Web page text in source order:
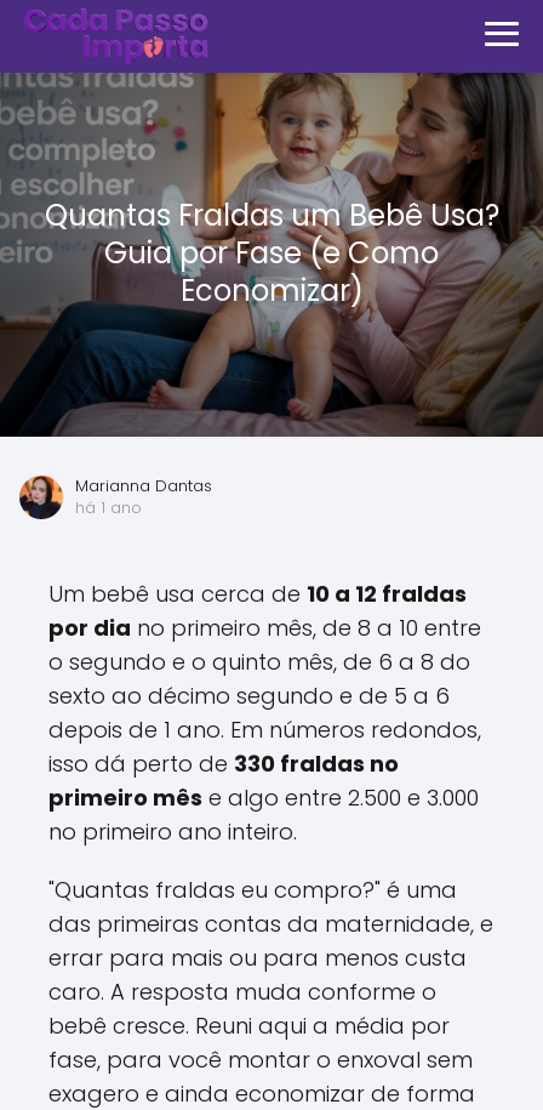
Quantas Fraldas um Bebê Usa?
Guia por Fase (e Como
Economizar)
Marianna Dantas
há 1 ano
Um bebê usa cerca de 10 a 12 fraldas
por dia no primeiro mês, de 8 a 10 entre
o segundo e o quinto mês, de 6 a 8 do
sexto ao décimo segundo e de 5 a 6
depois de 1 ano. Em números redondos,
isso dá perto de 330 fraldas no
primeiro mês e algo entre 2.500 e 3.000
no primeiro ano inteiro.
"Quantas fraldas eu compro?" é uma
das primeiras contas da maternidade, e
errar para mais ou para menos custa
caro. A resposta muda conforme o
bebê cresce. Reuni aqui a média por
fase, para você montar o enxoval sem
exagero e ainda economizar de forma